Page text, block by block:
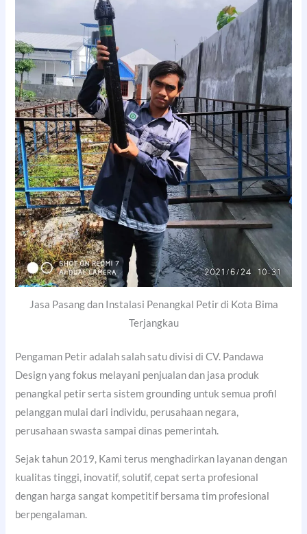
Jasa Pasang dan Instalasi Penangkal Petir di Kota Bima
Terjangkau
Pengaman Petir adalah salah satu divisi di CV. Pandawa
Design yang fokus melayani penjualan dan jasa produk
penangkal petir serta sistem grounding untuk semua profil
pelanggan mulai dari individu, perusahaan negara,
perusahaan swasta sampai dinas pemerintah.
Sejak tahun 2019, Kami terus menghadirkan layanan dengan
kualitas tinggi, inovatif, solutif, cepat serta profesional
dengan harga sangat kompetitif bersama tim profesional
berpengalaman.